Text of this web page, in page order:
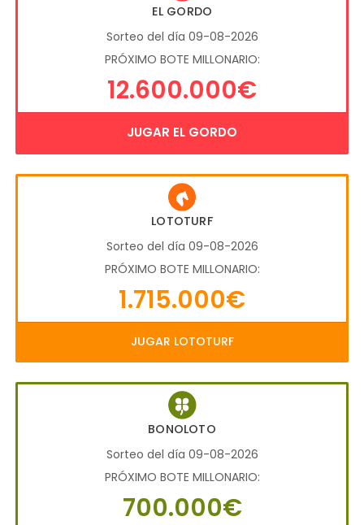
EL GORDO
Sorteo del día 09-08-2026
PRÓXIMO BOTE MILLONARIO:
12.600.000€
JUGAR EL GORDO
LOTOTURF
Sorteo del día 09-08-2026
PRÓXIMO BOTE MILLONARIO:
1.715.000€
JUGAR LOTOTURF
BONOLOTO
Sorteo del día 09-08-2026
PRÓXIMO BOTE MILLONARIO:
700.000€